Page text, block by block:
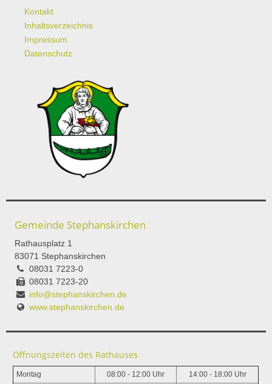
Kontakt
Inhaltsverzeichnis
Impressum
Datenschutz
Gemeinde Stephanskirchen
Rathausplatz 1
83071 Stephanskirchen
08031 7223-0
08031 7223-20
info@stephanskirchen.de
www.stephanskirchen.de
Öffnungszeiten des Rathauses
Montag 08:00 - 12:00 Uhr 14:00 - 18:00 Uhr